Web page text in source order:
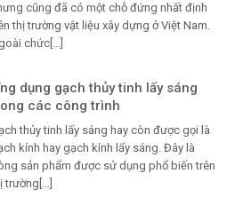
cũng đã có một chỗ đứng nhất định
thị trường vật liệu xây dựng ở Việt Nam.
chức[…]
dụng gạch thủy tinh lấy sáng
các công trình
thủy tinh lấy sáng hay còn được gọi là
kính hay gạch kính lấy sáng. Đây là
sản phẩm được sử dụng phổ biến trên
trường[…]